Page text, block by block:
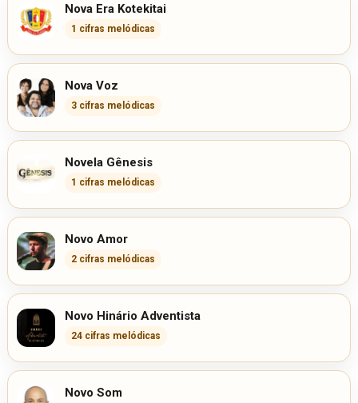
Nova Era Kotekitai
1 cifras melódicas
Nova Voz
3 cifras melódicas
Novela Gênesis
1 cifras melódicas
Novo Amor
2 cifras melódicas
Novo Hinário Adventista
24 cifras melódicas
Novo Som